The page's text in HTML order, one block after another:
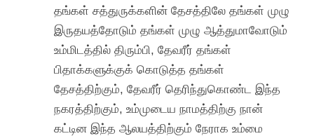
தங்கள் சத்துருக்களின் தேசத்திலே தங்கள் முழு
இருதயத்தோடும் தங்கள் முழு ஆத்துமாவோடும்
உம்மிடத்தில் திரும்பி, தேவரீர் தங்கள்
பிதாக்களுக்குக் கொடுத்த தங்கள்
தேசத்திற்கும், தேவரீர் தெரிந்துகொண்ட இந்த
நகரத்திற்கும், உம்முடைய நாமத்திற்கு நான்
கட்டின இந்த ஆலயத்திற்கும் நேராக உம்மை